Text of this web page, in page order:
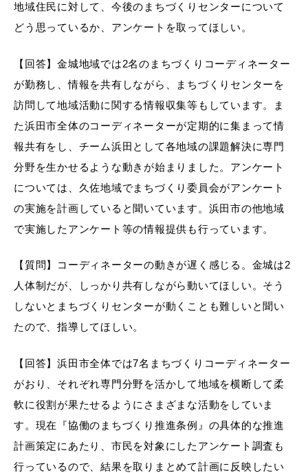
地域住民に対して、今後のまちづくりセンターについて
どう思っているか、アンケートを取ってほしい。
【回答】金城地域では2名のまちづくりコーディネーター
が勤務し、情報を共有しながら、まちづくりセンターを
訪問して地域活動に関する情報収集等もしています。ま
た浜田市全体のコーディネーターが定期的に集まって情
報共有をし、チーム浜田として各地域の課題解決に専門
分野を生かせるような動きが始まりました。アンケート
については、久佐地域でまちづくり委員会がアンケート
の実施を計画していると聞いています。浜田市の他地域
で実施したアンケート等の情報提供も行っています。
【質問】コーディネーターの動きが遅く感じる。金城は2
人体制だが、しっかり共有しながら動いてほしい。そう
しないとまちづくりセンターが動くことも難しいと聞い
たので、指導してほしい。
【回答】浜田市全体では7名まちづくりコーディネーター
がおり、それぞれ専門分野を活かして地域を横断して柔
軟に役割が果たせるようにさまざまな活動をしていま
す。現在『協働のまちづくり推進条例』の具体的な推進
計画策定にあたり、市民を対象にしたアンケート調査も
行っているので、結果を取りまとめて計画に反映したい